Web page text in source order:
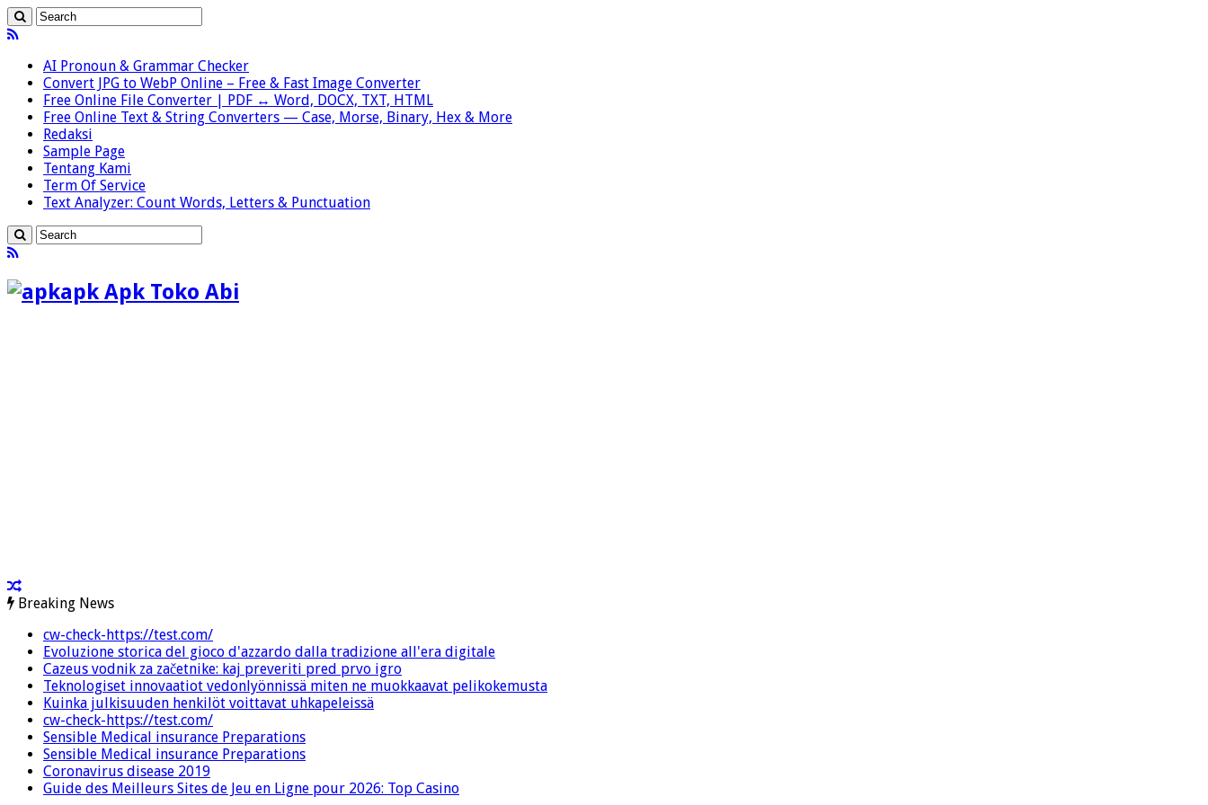
AI Pronoun & Grammar Checker
Convert JPG to WebP Online – Free & Fast Image Converter
Free Online File Converter | PDF ↔ Word, DOCX, TXT, HTML
Free Online Text & String Converters — Case, Morse, Binary, Hex & More
Redaksi
Sample Page
Tentang Kami
Term Of Service
Text Analyzer: Count Words, Letters & Punctuation
apk Apk Toko Abi
Breaking News
cw-check-https://test.com/
Evoluzione storica del gioco d'azzardo dalla tradizione all'era digitale
Cazeus vodnik za začetnike: kaj preveriti pred prvo igro
Teknologiset innovaatiot vedonlyönnissä miten ne muokkaavat pelikokemusta
Kuinka julkisuuden henkilöt voittavat uhkapeleissä
cw-check-https://test.com/
Sensible Medical insurance Preparations
Sensible Medical insurance Preparations
Coronavirus disease 2019
Guide des Meilleurs Sites de Jeu en Ligne pour 2026: Top Casino